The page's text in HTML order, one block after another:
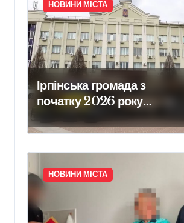
НОВИНИ МІСТА
Ірпінська громада з
початку 2026 року
забезпечила армію 640
одиницями техніки
НОВИНИ МІСТА